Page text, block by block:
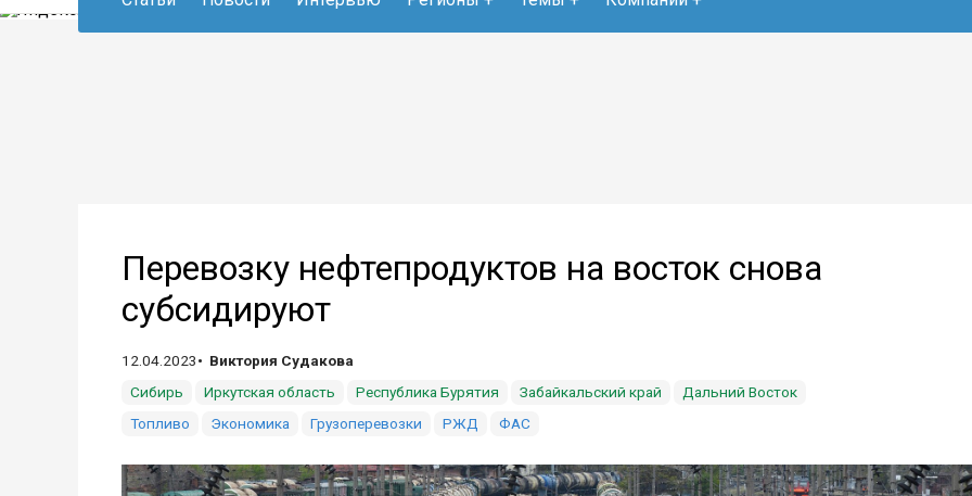
Перевозку нефтепродуктов на восток снова
субсидируют
12.04.2023
Виктория Судакова
Сибирь
Иркутская область Республика Бурятия Забайкальский край
Дальний Восток
Топливо
Экономика Грузоперевозки РЖД ФАС